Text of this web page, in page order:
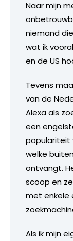
Naar mijn
niemand
wat ik
en de US
Tevens
van de
Alexa als
een
populariteit
welke
ontvangt.
scoop en
met enkele
Als ik mijn